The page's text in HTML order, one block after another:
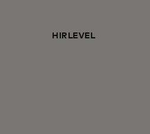
HÍRLEVÉL